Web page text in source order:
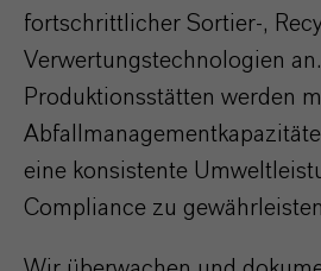
fortschrittlicher Sortier-,
Verwertungstechnologien
Produktionsstätten werden
eine konsistente
Compliance zu